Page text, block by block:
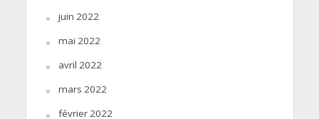
juin 2022
mai 2022
avril 2022
mars 2022
février 2022